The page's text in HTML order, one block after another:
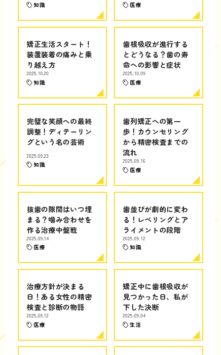
知識 医療
矯正生活スタート！
装置装着の痛みと乗
り越え方
2025.10.20
知識
歯根吸収が進行する
とどうなる？歯の寿
命への影響と症状
2025.10.09
医療
完璧な笑顔への最終
調整！ディテーリン
グという名の芸術
2025.09.23
知識
歯列矯正への第一
歩！カウンセリング
から精密検査までの
流れ
2025.09.16
医療
抜歯の隙間はいつ埋
まる？噛み合わせを
作る治療中盤戦
2025.09.14
医療
歯並びが劇的に変わ
る！レベリングとア
ライメントの段階
2025.09.12
知識
治療方針が決まる
日！ある女性の精密
検査と診断の物語
2025.09.12
医療
矯正中に歯根吸収が
見つかった日、私が
下した決断
2025.09.04
生活